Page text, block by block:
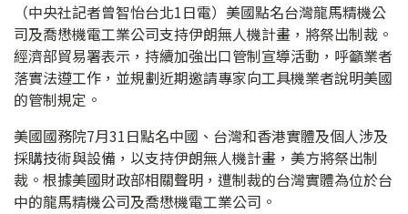
（中央社記者曾智怡台北1日電）美國點名台灣龍馬精機公
司及喬懋機電工業公司支持伊朗無人機計畫，將祭出制裁。
經濟部貿易署表示，持續加強出口管制宣導活動，呼籲業者
落實法遵工作，並規劃近期邀請專家向工具機業者說明美國
的管制規定。
美國國務院7月31日點名中國、台灣和香港實體及個人涉及
採購技術與設備，以支持伊朗無人機計畫，美方將祭出制
裁。根據美國財政部相關聲明，遭制裁的台灣實體為位於台
中的龍馬精機公司及喬懋機電工業公司。